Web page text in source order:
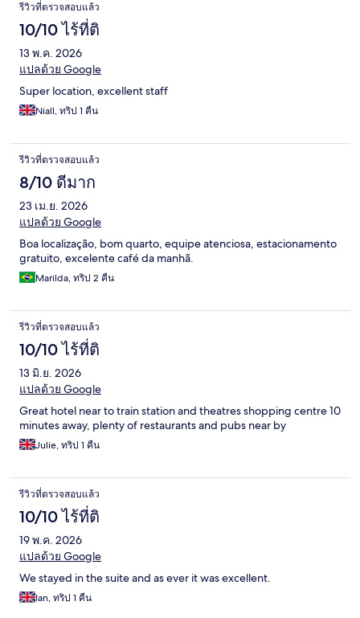
รีวิวที่ตรวจสอบแล้ว
10/10 ไร้ที่ติ
13 พ.ค. 2026
แปลด้วย Google
Super location, excellent staff
Niall, ทริป 1 คืน
รีวิวที่ตรวจสอบแล้ว
8/10 ดีมาก
23 เม.ย. 2026
แปลด้วย Google
Boa localização, bom quarto, equipe atenciosa, estacionamento
gratuito, excelente café da manhã.
Marilda, ทริป 2 คืน
รีวิวที่ตรวจสอบแล้ว
10/10 ไร้ที่ติ
13 มิ.ย. 2026
แปลด้วย Google
Great hotel near to train station and theatres shopping centre 10
minutes away, plenty of restaurants and pubs near by
Julie, ทริป 1 คืน
รีวิวที่ตรวจสอบแล้ว
10/10 ไร้ที่ติ
19 พ.ค. 2026
แปลด้วย Google
We stayed in the suite and as ever it was excellent.
Ian, ทริป 1 คืน